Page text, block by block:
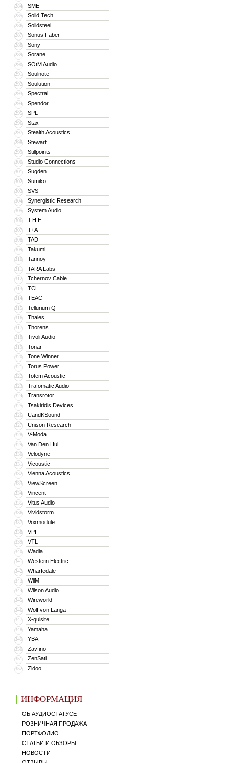
284 SME
285 Solid Tech
286 Solidsteel
287 Sonus Faber
288 Sony
289 Sorane
290 SOtM Audio
291 Soulnote
292 Soulution
293 Spectral
294 Spendor
295 SPL
296 Stax
297 Stealth Acoustics
298 Stewart
299 Stillpoints
300 Studio Connections
301 Sugden
302 Sumiko
303 SVS
304 Synergistic Research
305 System Audio
306 T.H.E.
307 T+A
308 TAD
309 Takumi
310 Tannoy
311 TARA Labs
312 Tchernov Cable
313 TCL
314 TEAC
315 Tellurium Q
316 Thales
317 Thorens
318 Tivoli Audio
319 Tonar
320 Tone Winner
321 Torus Power
322 Totem Acoustic
323 Trafomatic Audio
324 Transrotor
325 Tsakiridis Devices
326 UandKSound
327 Unison Research
328 V-Moda
329 Van Den Hul
330 Velodyne
331 Vicoustic
332 Vienna Acoustics
333 ViewScreen
334 Vincent
335 Vitus Audio
336 Vividstorm
337 Voxmodule
338 VPI
339 VTL
340 Wadia
341 Western Electric
342 Wharfedale
343 WiiM
344 Wilson Audio
345 Wireworld
346 Wolf von Langa
347 X-quisite
348 Yamaha
349 YBA
350 Zavfino
351 ZenSati
352 Zidoo
ИНФОРМАЦИЯ
ОБ АУДИОСТАТУСЕ
РОЗНИЧНАЯ ПРОДАЖА
ПОРТФОЛИО
СТАТЬИ И ОБЗОРЫ
НОВОСТИ